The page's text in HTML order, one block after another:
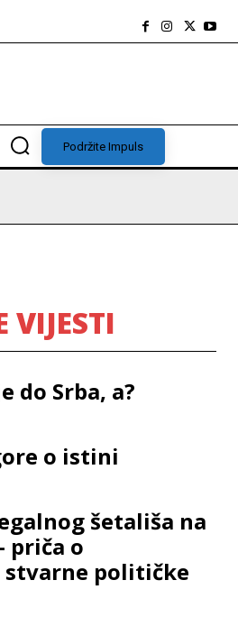
Podržite Impuls
VIJESTI
do Srba, a?
o istini
šetališa na
priča o
političke